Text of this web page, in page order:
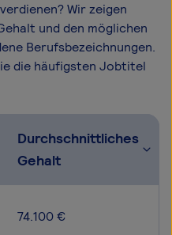
Wir zeigen
und den möglichen
Berufsbezeichnungen.
die häufigsten Jobtitel
Durchschnittliches
Gehalt
74.100 €